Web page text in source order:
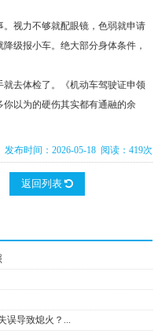
视力不够就配眼镜，色弱就申请
级报小车。绝大部分身体条件，
去体检了。《机动车驾驶证申领
以为的硬伤其实都有通融的余
发布时间：2026-05-18 阅读：419次
返回列表
误导致熄火？...